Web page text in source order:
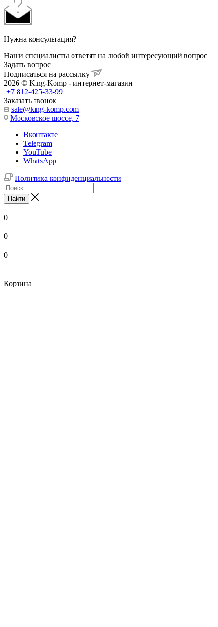
Нужна консультация?
Наши специалисты ответят на любой интересующий вопрос
Задать вопрос
Подписаться на рассылку
2026 © King-Komp - интернет-магазин
+7 812-425-33-99
Заказать звонок
sale@king-komp.com
Московское шоссе, 7
Вконтакте
Telegram
YouTube
WhatsApp
Политика конфиденциальности
Найти
0
0
0
Корзина